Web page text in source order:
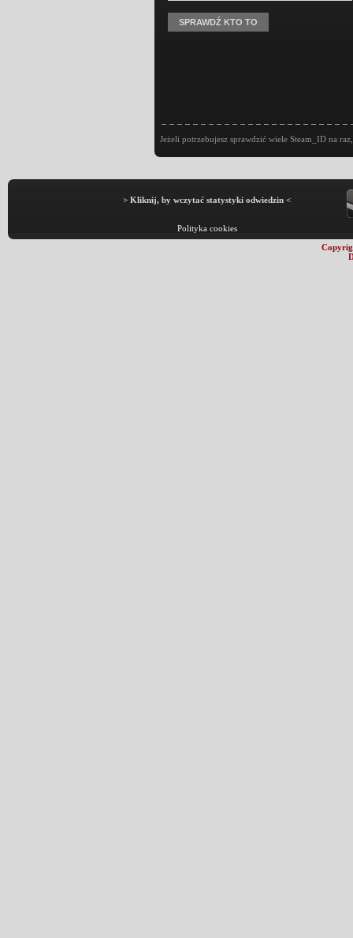
Jeżeli potrzebujesz sprawdzić wiele Steam_ID na
> Kliknij, by wczytać statystyki odwiedzin <
Polityka cookies